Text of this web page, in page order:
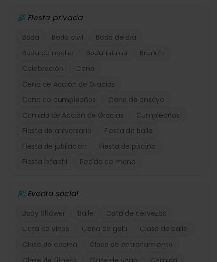
Fiesta privada
Boda Boda civil
Boda de día
Boda de noche
Boda íntima
Brunch
Celebración
Cena
Cena de Acción de Gracias
Cena de cumpleaños
Cena de ensayo
Comida de Acción de Gracias
Cumpleaños
Fiesta de aniversario
Fiesta de baile
Fiesta de jubilación
Fiesta de piscina
Fiesta infantil
Pedida de mano
Evento social
Baby Shower Baile
Cata de cervezas
Cata de vinos
Cena de gala
Clase de baile
Clase de cocina
Clase de entrenamiento
Clase de fitness
Clase de yoga
Comida